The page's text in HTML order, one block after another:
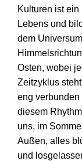
Kulturen ist
Lebens und
dem
Osten, wobei
Zeitzyklus
eng verbunden
diesem
uns, im
Außen, alles
und